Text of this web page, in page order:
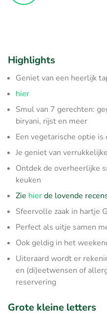
Highlights
Geniet van een heerlijk
hier
Smul van 7 gerechten:
biryani, rijst en meer
Een vegetarische optie is
Je geniet van
Ontdek de overheerlijke
keuken
Zie hierde lovende
Sfeervolle zaak in hartje
Perfect als uitje samen
Ook geldig in het
Uiteraard wordt er
en (di)eetwensen of
reservering
Grote kleine letters